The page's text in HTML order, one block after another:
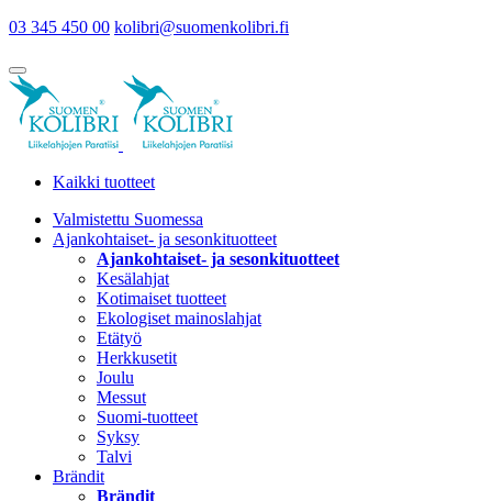
03 345 450 00 kolibri@suomenkolibri.fi
Kaikki tuotteet
Valmistettu Suomessa
Ajankohtaiset- ja sesonkituotteet
Ajankohtaiset- ja sesonkituotteet
Kesälahjat
Kotimaiset tuotteet
Ekologiset mainoslahjat
Etätyö
Herkkusetit
Joulu
Messut
Suomi-tuotteet
Syksy
Talvi
Brändit
Brändit